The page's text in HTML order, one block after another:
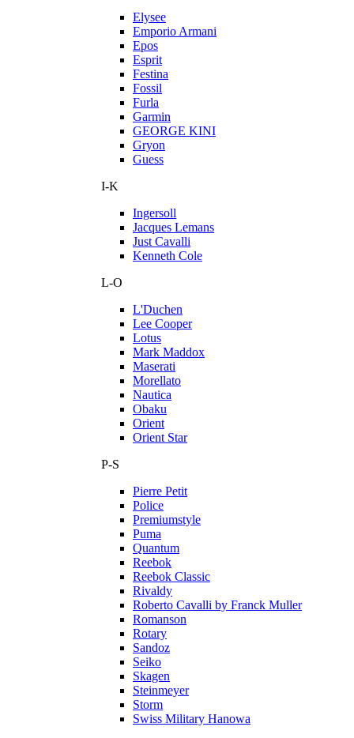
Elysee
Emporio Armani
Epos
Esprit
Festina
Fossil
Furla
Garmin
GEORGE KINI
Gryon
Guess
I-K
Ingersoll
Jacques Lemans
Just Cavalli
Kenneth Cole
L-O
L'Duchen
Lee Cooper
Lotus
Mark Maddox
Maserati
Morellato
Nautica
Obaku
Orient
Orient Star
P-S
Pierre Petit
Police
Premiumstyle
Puma
Quantum
Reebok
Reebok Classic
Rivaldy
Roberto Cavalli by Franck Muller
Romanson
Rotary
Sandoz
Seiko
Skagen
Steinmeyer
Storm
Swiss Military Hanowa